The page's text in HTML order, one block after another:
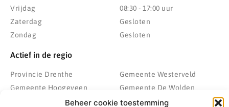
Beheer cookie toestemming
Vrijdag
Zaterdag
Zondag
08:30 - 17:00 uur
Gesloten
Gesloten
Actief in de regio
Provincie Drenthe
Gemeente Hoogeveen
Gemeente Meppel
Gemeente Westerveld
Gemeente De Wolden
Zwolle